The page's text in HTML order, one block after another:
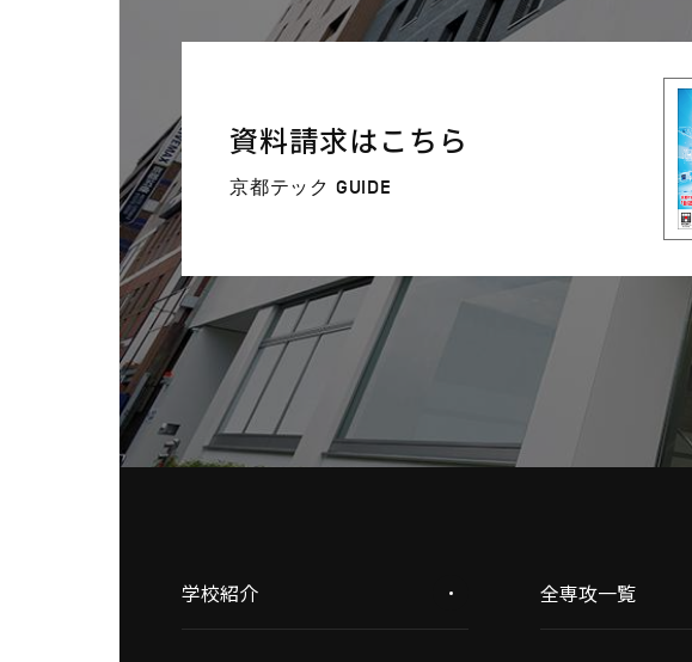
資料請求はこちら
京都テック GUIDE
学校紹介 全専攻一覧